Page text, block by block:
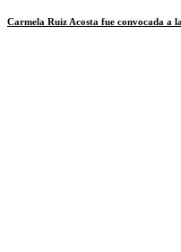
Carmela Ruiz Acosta fue convocada a